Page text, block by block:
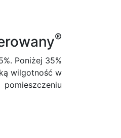
®
Poniżej 35%
wilgotność w
pomieszczeniu